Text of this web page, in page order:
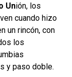
Unión, los
cuando hizo
un rincón, con
los
y paso doble.